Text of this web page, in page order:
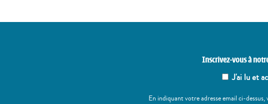
Inscrivez-vous à
J'ai lu et
En indiquant votre adresse email ci-